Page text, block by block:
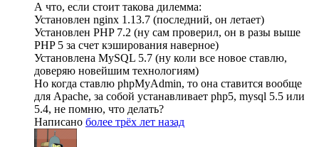
А что, если стоит такова дилемма:
Установлен nginx 1.13.7 (последний, он летает)
Установлен PHP 7.2 (ну сам проверил, он в разы выше
PHP 5 за счет кэширования наверное)
Установлена MySQL 5.7 (ну коли все новое ставлю,
доверяю новейшим технологиям)
Но когда ставлю phpMyAdmin, то она ставится вообще
для Apache, за собой устанавливает php5, mysql 5.5 или
5.4, не помню, что делать?
Написано более трёх лет назад